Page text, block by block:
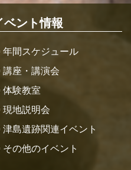
ベント情報
年間スケジュール
講座・講演会
体験教室
現地説明会
津島遺跡関連イベント
その他のイベント